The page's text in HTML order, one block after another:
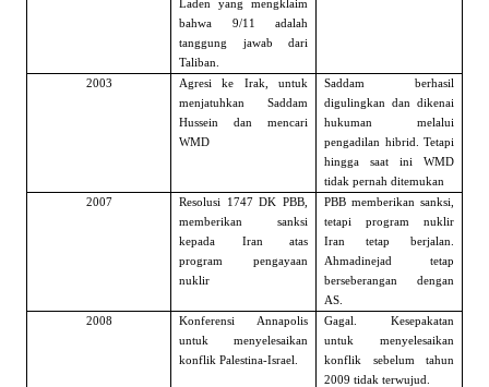
Laden yang mengklaim
bahwa 9/11 adalah
tanggung jawab dari
Taliban.
2003
Agresi ke Irak, untuk
menjatuhkan Saddam
Hussein dan mencari
WMD
Saddam berhasil
digulingkan dan dikenai
hukuman melalui
pengadilan hibrid. Tetapi
hingga saat ini WMD
tidak pernah ditemukan
2007
Resolusi 1747 DK PBB,
memberikan sanksi
kepada Iran atas
program pengayaan
nuklir
PBB memberikan sanksi,
tetapi program nuklir
Iran tetap berjalan.
Ahmadinejad tetap
berseberangan dengan
AS.
2008
Konferensi Annapolis
untuk menyelesaikan
konflik Palestina-Israel.
Gagal. Kesepakatan
untuk menyelesaikan
konflik sebelum tahun
2009 tidak terwujud.